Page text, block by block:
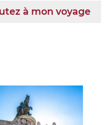
à mon voyage